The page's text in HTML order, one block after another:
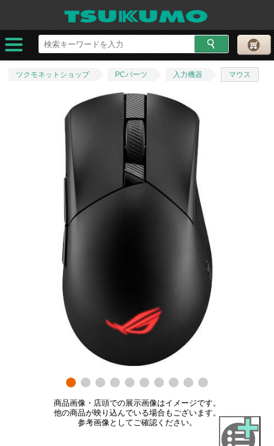
ツクモネットショップ PCパーツ 入力機器 マウス
商品画像・店頭での展示画像はイメージです。
他の商品が映り込んでいる場合もございます。
参考画像としてご確認ください。